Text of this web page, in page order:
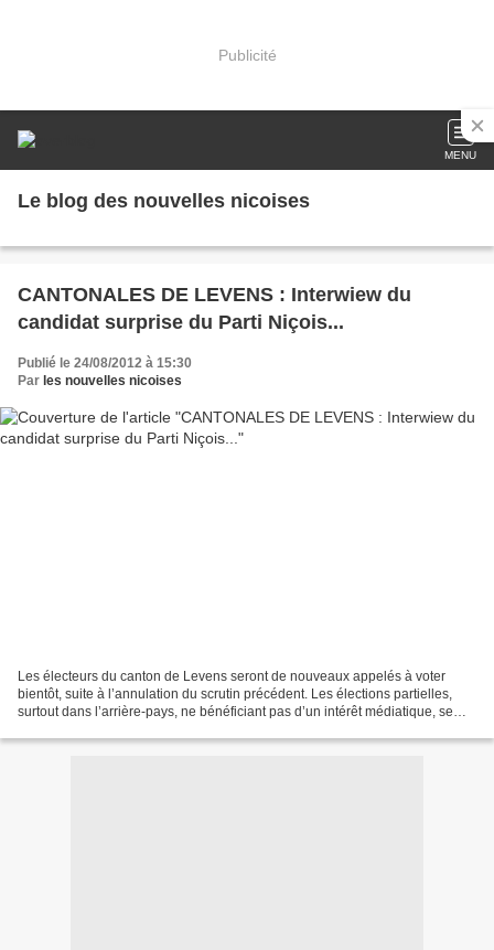
Publicité
MENU
Le blog des nouvelles nicoises
CANTONALES DE LEVENS : Interwiew du
candidat surprise du Parti Niçois...
Publié le 24/08/2012 à 15:30
Par les nouvelles nicoises
Les électeurs du canton de Levens seront de nouveaux appelés à voter
bientôt, suite à l’annulation du scrutin précédent. Les élections partielles,
surtout dans l’arrière-pays, ne bénéficiant pas d’un intérêt médiatique, se